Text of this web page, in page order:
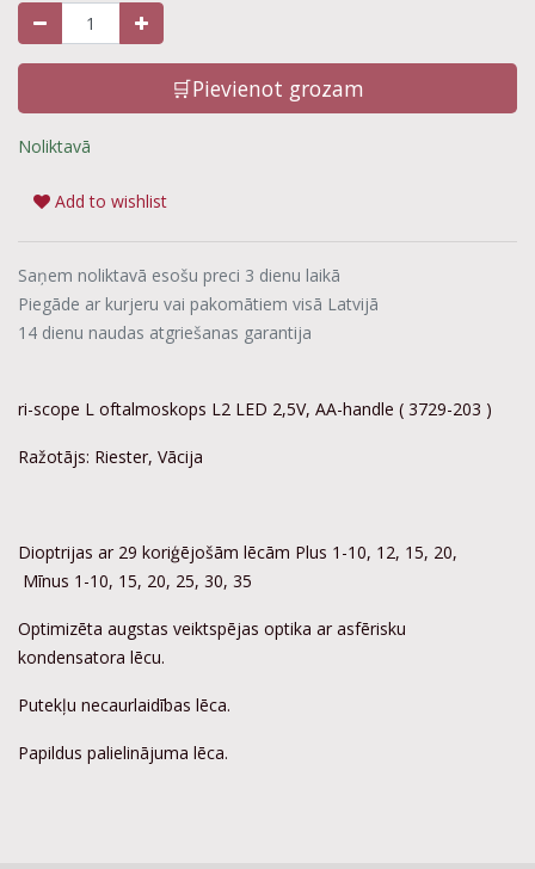
🛒Pievienot grozam
Noliktavā
Add to wishlist
Saņem noliktavā esošu preci 3 dienu laikā
Piegāde ar kurjeru vai pakomātiem visā Latvijā
14 dienu naudas atgriešanas garantija
ri-scope L oftalmoskops L2 LED 2,5V, AA-handle ( 3729-203 )
Ražotājs: Riester, Vācija
Dioptrijas ar 29 koriģējošām lēcām Plus 1-10, 12, 15, 20,
Mīnus 1-10, 15, 20, 25, 30, 35
Optimizēta augstas veiktspējas optika ar asfērisku
kondensatora lēcu.
Putekļu necaurlaidības lēca.
Papildus palielinājuma lēca.